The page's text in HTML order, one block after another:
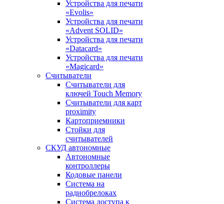
Устройства для печати
«Evolis»
Устройства для печати
«Advent SOLID»
Устройства для печати
«Datacard»
Устройства для печати
«Magicard»
Считыватели
Считыватели для
ключей Touch Memory
Считыватели для карт
proximity
Картоприемники
Стойки для
считывателей
СКУД автономные
Автономные
контроллеры
Кодовые панели
Система на
радиобрелоках
Система доступа к